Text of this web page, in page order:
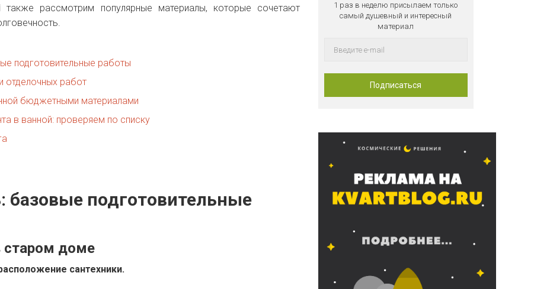
рассмотрим популярные материалы, которые сочетают
подготовительные работы
отделочных работ
бюджетными материалами
в ванной: проверяем по списку
базовые подготовительные
старом доме
сантехники.
1 раз в неделю присылаем только
самый душевный и интересный
материал